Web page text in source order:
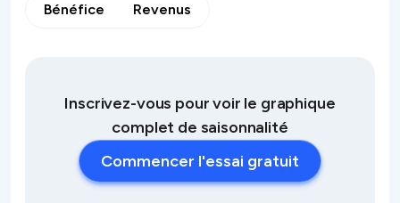
Bénéfice Revenus
Inscrivez-vous pour voir le graphique
complet de saisonnalité
Commencer l'essai gratuit